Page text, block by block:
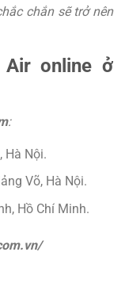
chắn sẽ trở nên
Air online ở
:
Hà Nội.
Võ, Hà Nội.
Hồ Chí Minh.